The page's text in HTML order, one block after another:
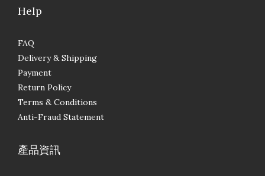
Help
FAQ
Delivery & Shipping
Payment
Return Policy
Terms & Conditions
Anti-Fraud Statement
產品資訊